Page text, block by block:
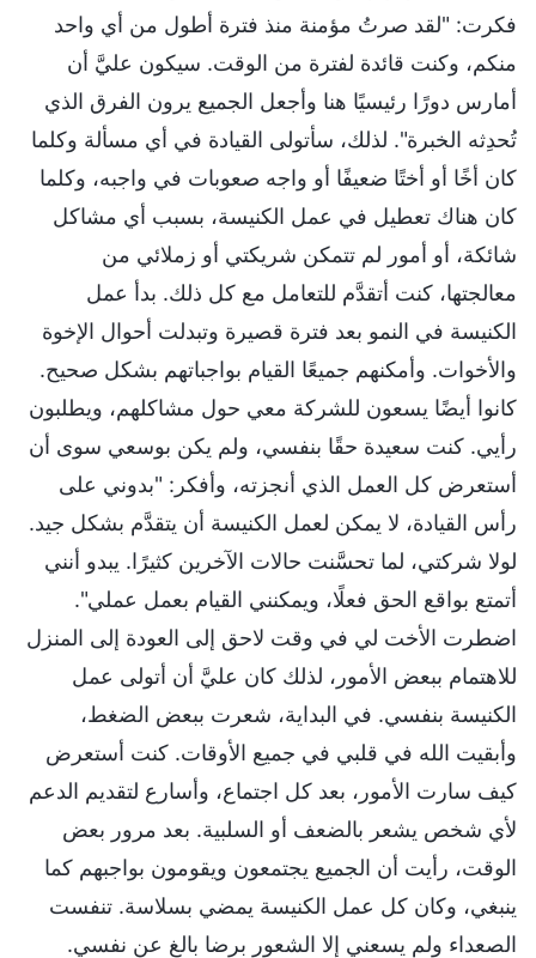
فكرت: "لقد صرتُ مؤمنة منذ فترة أطول من أي واحد
منكم، وكنت قائدة لفترة من الوقت. سيكون عليَّ أن
أمارس دورًا رئيسيًا هنا وأجعل الجميع يرون الفرق الذي
تُحدِثه الخبرة". لذلك، سأتولى القيادة في أي مسألة وكلما
كان أخًا أو أختًا ضعيفًا أو واجه صعوبات في واجبه، وكلما
كان هناك تعطيل في عمل الكنيسة، بسبب أي مشاكل
شائكة، أو أمور لم تتمكن شريكتي أو زملائي من
معالجتها، كنت أتقدَّم للتعامل مع كل ذلك. بدأ عمل
الكنيسة في النمو بعد فترة قصيرة وتبدلت أحوال الإخوة
والأخوات. وأمكنهم جميعًا القيام بواجباتهم بشكل صحيح.
كانوا أيضًا يسعون للشركة معي حول مشاكلهم، ويطلبون
رأيي. كنت سعيدة حقًا بنفسي، ولم يكن بوسعي سوى أن
أستعرض كل العمل الذي أنجزته، وأفكر: "بدوني على
رأس القيادة، لا يمكن لعمل الكنيسة أن يتقدَّم بشكل جيد.
لولا شركتي، لما تحسَّنت حالات الآخرين كثيرًا. يبدو أنني
أتمتع بواقع الحق فعلًا، ويمكنني القيام بعمل عملي".
اضطرت الأخت لي في وقت لاحق إلى العودة إلى المنزل
للاهتمام ببعض الأمور، لذلك كان عليَّ أن أتولى عمل
الكنيسة بنفسي. في البداية، شعرت ببعض الضغط،
وأبقيت الله في قلبي في جميع الأوقات. كنت أستعرض
كيف سارت الأمور، بعد كل اجتماع، وأسارع لتقديم الدعم
لأي شخص يشعر بالضعف أو السلبية. بعد مرور بعض
الوقت، رأيت أن الجميع يجتمعون ويقومون بواجبهم كما
ينبغي، وكان كل عمل الكنيسة يمضي بسلاسة. تنفست
الصعداء ولم يسعني إلا الشعور برضا بالغ عن نفسي.